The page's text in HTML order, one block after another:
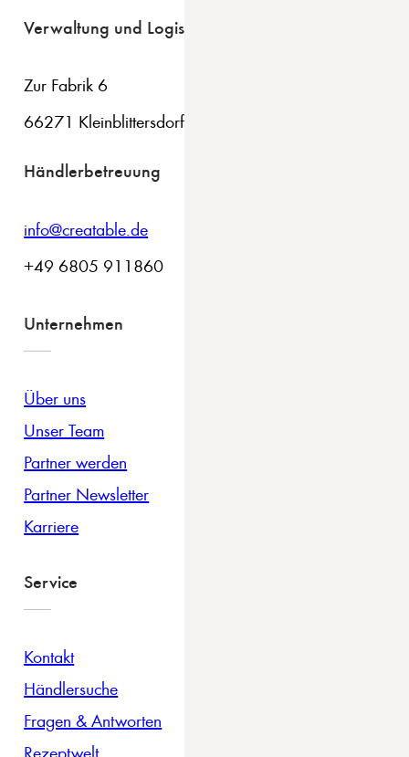
Verwaltung und Logistik
Zur Fabrik 6
66271 Kleinblittersdorf
Händlerbetreuung
info@creatable.de
+49 6805 911860
Unternehmen
Über uns
Unser Team
Partner werden
Partner Newsletter
Karriere
Service
Kontakt
Händlersuche
Fragen & Antworten
Rezeptwelt